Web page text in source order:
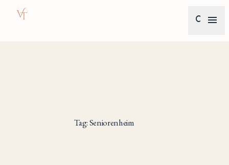
search menu
Tag: Seniorenheim